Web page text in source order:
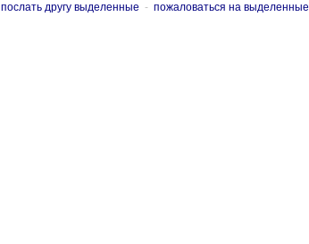
послать другу выделенные - пожаловаться на выделенные